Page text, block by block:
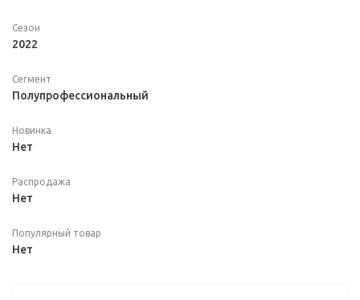
Сезон
2022
Сегмент
Полупрофессиональный
Новинка
Нет
Распродажа
Нет
Популярный товар
Нет